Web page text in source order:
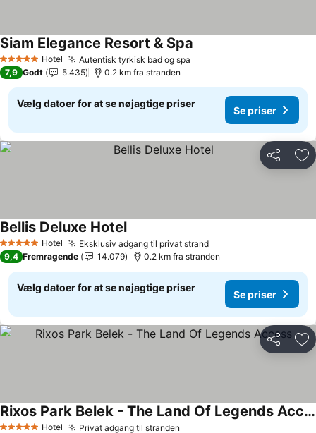
5 Stjerner Hotel Autentisk tyrkisk bad og spa
Siam Elegance Resort & Spa
7,9 Godt 5.435 0.2 km fra stranden
Vælg datoer for at se nøjagtige priser
Se priser
Del
5 Stjerner Hotel Eksklusiv adgang til privat strand
Bellis Deluxe Hotel
9,4 Fremragende 14.079 0.2 km fra stranden
Vælg datoer for at se nøjagtige priser
Se priser
Del
Hotel Privat adgang til stranden
Rixos Park Belek - The Land Of Legends Access